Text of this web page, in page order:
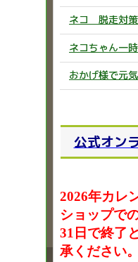
ネコ 脱走対
ネコちゃん一
おかげ様で元
公式オン
2026年カレ
ショップで
31日で終了
承ください。